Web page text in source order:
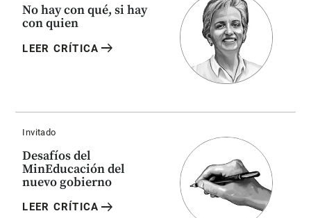
No hay con qué, si hay
con quien
LEER CRÍTICA arrow_right_alt
Invitado
Desafíos del
MinEducación del
nuevo gobierno
LEER CRÍTICA arrow_right_alt